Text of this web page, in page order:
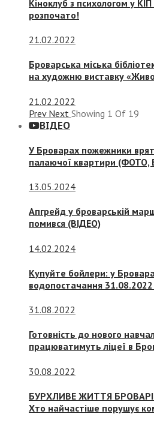
Кіноклуб з психологом у
розпочато!
21.02.2022
Броварська міська
на художню виставку
21.02.2022
Prev Next Showing 1 Of 19
ВІДЕО
У Броварах пожежники
палаючої квартири (ФОТО,
13.05.2024
Апгрейд у броварській
помився (ВІДЕО)
14.02.2024
Купуйте бойлери: у
водопостачання 31.08.2022
31.08.2022
Готовність до нового
працюватимуть ліцеї в
30.08.2022
БУРХЛИВЕ ЖИТТЯ
Хто найчастіше порушує